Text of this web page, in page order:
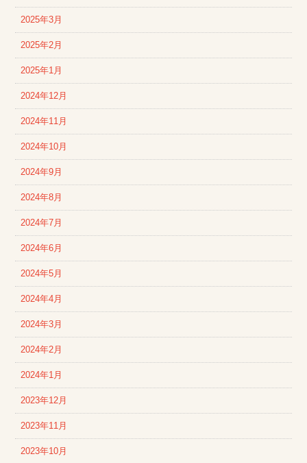
2025年3月
2025年2月
2025年1月
2024年12月
2024年11月
2024年10月
2024年9月
2024年8月
2024年7月
2024年6月
2024年5月
2024年4月
2024年3月
2024年2月
2024年1月
2023年12月
2023年11月
2023年10月